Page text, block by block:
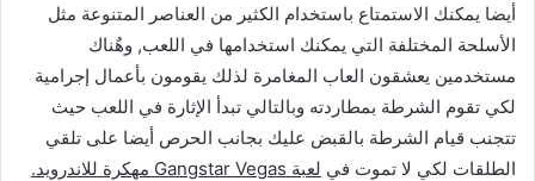
أيضا يمكنك الاستمتاع باستخدام الكثير من العناصر المتنوعة مثل
الأسلحة المختلفة التي يمكنك استخدامها في اللعب, وهٌناك
مستخدمين يعشقون العاب المغامرة لذلك يقومون بأعمال إجرامية
لكي تقوم الشرطة بمطاردته وبالتالي تبدأ الإثارة في اللعب حيث
تتجنب قيام الشرطة بالقبض عليك بجانب الحرص أيضا على تلقي
الطلقات لكي لا تموت في لعبة Gangstar Vegas مهكرة للاندرويد.